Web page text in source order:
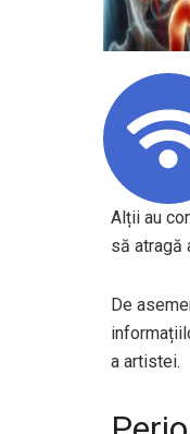
Alții au
să atragă
De
a artistei.